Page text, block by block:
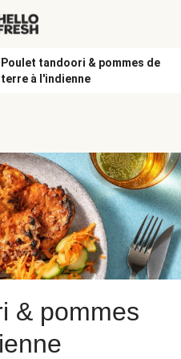
Poulet tandoori & pommes de
terre à l'indienne
& pommes